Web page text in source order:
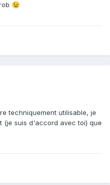
😉
techniquement utilisable, je
(je suis d'accord avec toi) que